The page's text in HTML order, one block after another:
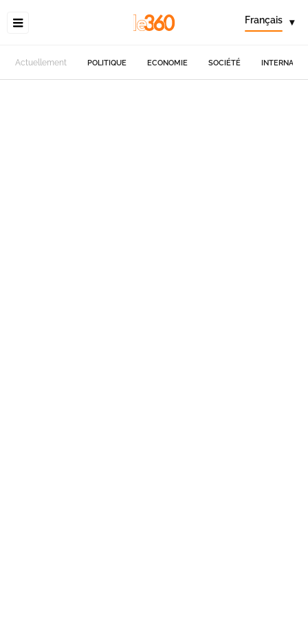
Français ▾
Actuellement POLITIQUE ECONOMIE SOCIÉTÉ